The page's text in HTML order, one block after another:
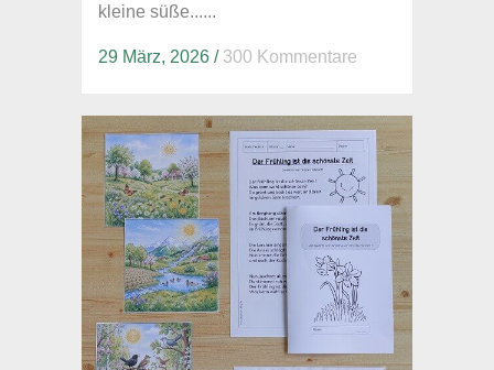
kleine süße......
29 März, 2026 / 300 Kommentare